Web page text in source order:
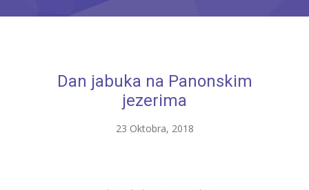
---- Jelenko
Dan jabuka na Panonskim
jezerima
23 Oktobra, 2018